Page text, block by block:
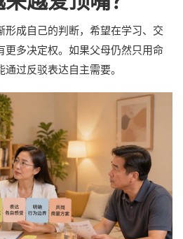
形成自己的判断，希望在学习、交
更多决定权。如果父母仍然只用命
过反驳表达自主需要。